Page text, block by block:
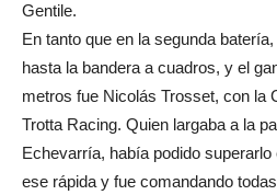
Gentile.
En tanto que en la segunda
hasta la bandera a cuadros, y el
metros fue Nicolás Trosset, con la
Trotta Racing. Quien largaba a la
Echevarría, había podido
ese rápida y fue comandando